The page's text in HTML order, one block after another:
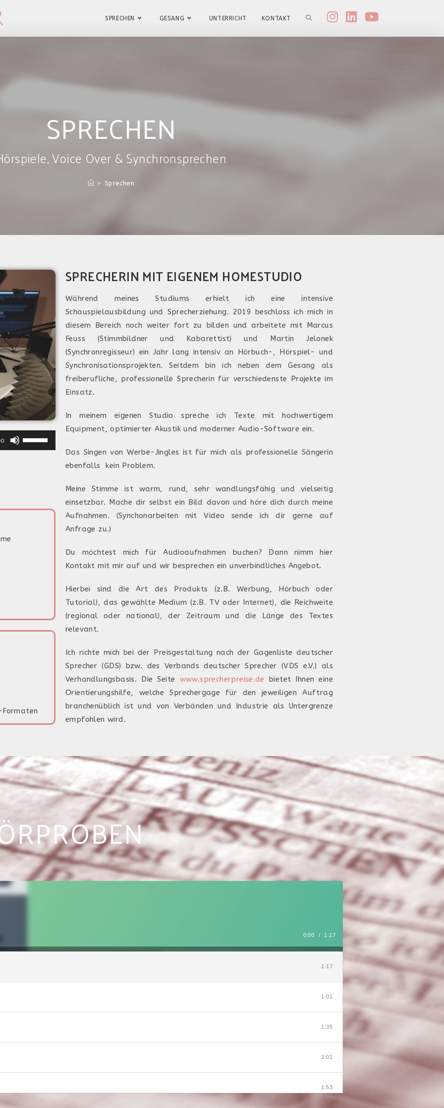
SPRECHEN GESANG UNTERRICHT KONTAKT
SPRECHEN
Voice Over & Synchronsprechen
> Sprechen
Pfeiltasten
Hoch/Runter
SPRECHERIN MIT EIGENEM HOMESTUDIO
Während meines Studiums erhielt ich eine intensive
Schauspielausbildung und Sprecherziehung. 2019 beschloss ich mich in
diesem Bereich noch weiter fort zu bilden und arbeitete mit Marcus
Feuss (Stimmbildner und Kabarettist) und Martin Jelonek
(Synchronregisseur) ein Jahr lang intensiv an Hörbuch-, Hörspiel- und
Synchronisationsprojekten. Seitdem bin ich neben dem Gesang als
freiberufliche, professionelle Sprecherin für verschiedenste Projekte im
Einsatz.
In meinem eigenen Studio spreche ich Texte mit hochwertigem
Equipment, optimierter Akustik und moderner Audio-Software ein.
Das Singen von Werbe-Jingles ist für mich als professionelle Sängerin
ebenfalls kein Problem.
Meine Stimme ist warm, rund, sehr wandlungsfähig und vielseitig
einsetzbar. Mache dir selbst ein Bild davon und höre dich durch meine
Aufnahmen. (Synchonarbeiten mit Video sende ich dir gerne auf
Anfrage zu.)
Du möchtest mich für Audioaufnahmen buchen? Dann nimm hier
Kontakt mit mir auf und wir besprechen ein unverbindliches Angebot.
Hierbei sind die Art des Produkts (z.B. Werbung, Hörbuch oder
Tutorial), das gewählte Medium (z.B. TV oder Internet), die Reichweite
(regional oder national), der Zeitraum und die Länge des Textes
relevant.
Ich richte mich bei der Preisgestaltung nach der Gagenliste deutscher
Sprecher (GDS) bzw. des Verbands deutscher Sprecher (VDS e.V.) als
Verhandlungsbasis. Die Seite www.sprecherpreise.de
bietet Ihnen eine
Orientierungshilfe, welche Sprechergage für den jeweiligen Auftrag
branchenüblich ist und von Verbänden und Industrie als Untergrenze
empfohlen wird.
0:00 / 1:17
1:17
1:01
1:35
2:01
1:53